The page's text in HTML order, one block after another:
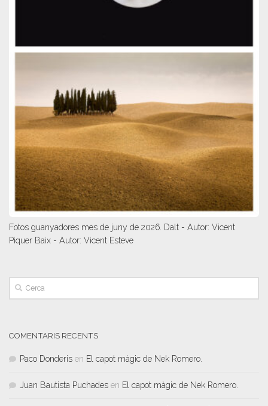
Fotos guanyadores mes de juny de 2026. Dalt - Autor: Vicent
Piquer Baix - Autor: Vicent Esteve
COMENTARIS RECENTS
Paco Donderis en El capot màgic de Nek Romero.
Juan Bautista Puchades en El capot màgic de Nek Romero.